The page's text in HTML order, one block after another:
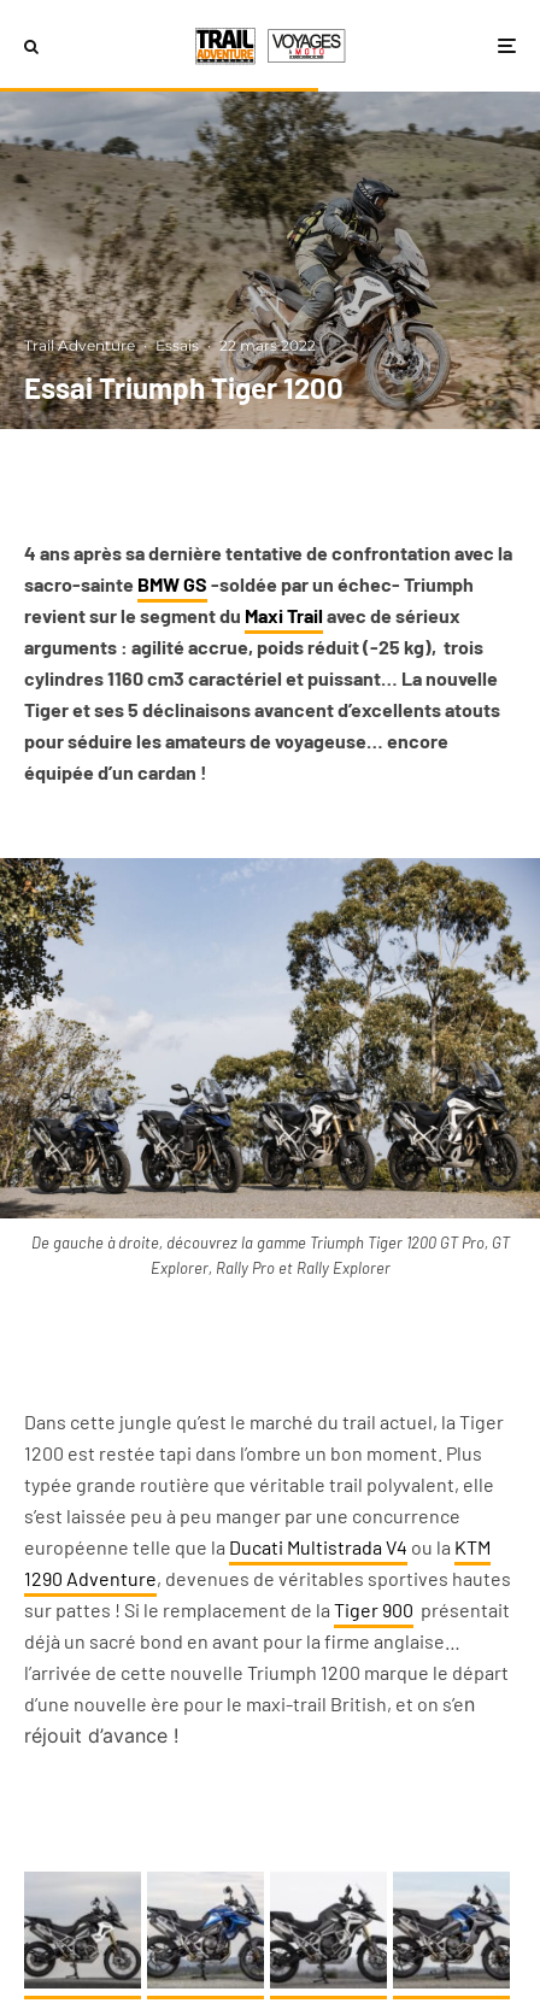
Trail Adventure · Essais · 22 mars 2022
Essai Triumph Tiger 1200
4 ans après sa dernière tentative de confrontation avec la
sacro-sainte BMW GS -soldée par un échec- Triumph
revient sur le segment du Maxi Trailavec de sérieux
arguments : agilité accrue, poids réduit (-25 kg), trois
cylindres 1160 cm3 caractériel et puissant… La nouvelle
Tiger et ses 5 déclinaisons avancent d’excellents atouts
pour séduire les amateurs de voyageuse… encore
équipée d’un cardan !
De gauche à droite, découvrez la gamme Triumph Tiger 1200 GT Pro, GT
Explorer, Rally Pro et Rally Explorer
Dans cette jungle qu’est le marché du trail actuel, la Tiger
1200 est restée tapi dans l’ombre un bon moment. Plus
typée grande routière que véritable trail polyvalent, elle
s’est laissée peu à peu manger par une concurrence
européenne telle que la Ducati Multistrada V4 ou la KTM
1290 Adventure, devenues de véritables sportives hautes
sur pattes ! Si le remplacement de la Tiger 900 présentait
déjà un sacré bond en avant pour la firme anglaise…
l’arrivée de cette nouvelle Triumph 1200 marque le départ
d’une nouvelle ère pour le maxi-trail British, et on s’en
réjouit d’avance !